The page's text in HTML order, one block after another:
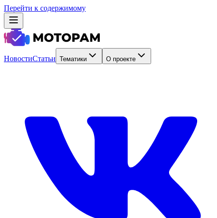
Перейти к содержимому
НовостиСтатьи Тематики О проекте